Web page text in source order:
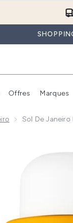
Offres Marques
Sol De Janeiro